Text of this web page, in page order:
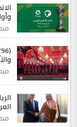
منذ 9 ساعة
منذ 9 ساعة
منذ 16 ساعة